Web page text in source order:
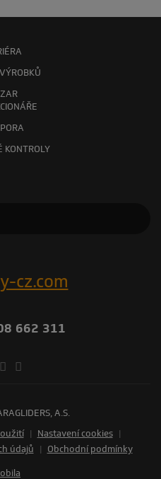
KONTROLY
cz.com
662 311
A.S.
| Nastavení cookies |
údajů | Obchodní podmínky